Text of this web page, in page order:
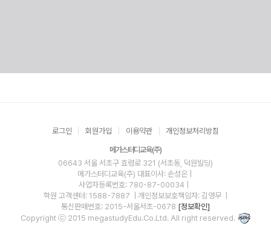
로그인 회원가입 이용약관 개인정보처리방침
메가스터디교육(주)
06643 서울 서초구 효령로 321 (서초동, 덕원빌딩)
메가스터디교육(주) 대표이사: 손성은 |
사업자등록번호: 780-87-00034
학원 고객센터: 1588-7887
| 개인정보보호책임자: 김영무
통신판매번호: 2015-서울서초-0678 [정보확인]
Copyright ⓒ 2015 megastudyEdu.Co.Ltd. All right reserved.